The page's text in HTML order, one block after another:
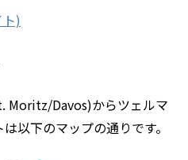
)
Moritz/Davos)からツェルマ
以下のマップの通りです。